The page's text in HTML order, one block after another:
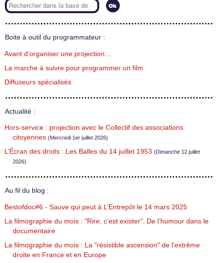
Boite à outil du programmateur :
Avant d’organiser une projection…
La marche à suivre pour programmer un film
Diffuseurs spécialisés
Actualité :
Hors-service : projection avec le Collectif des associations
citoyennes (Mercredi 1er juillet 2026)
L’Écran des droits : Les Balles du 14 juillet 1953 (Dimanche 12 juillet
2026)
Au fil du blog :
Bestofdoc#6 - Sauve qui peut à L’Entrepôt le 14 mars 2025
La filmographie du mois : "Rire, c’est exister". De l’humour dans le
documentaire
La filmographie du mois : La "résistible ascension" de l’extrême
droite en France et en Europe